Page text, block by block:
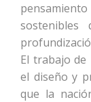
El trabajo de
el diseño y
que la